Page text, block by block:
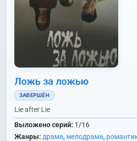
Ложь за ложью
ЗАВЕРШЁН
Lie after Lie
Выложено серий: 1/16
Жанры: драма, мелодрама,